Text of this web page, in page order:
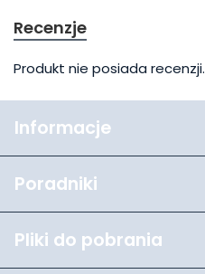
Recenzje
Produkt nie posiada recenzji.
Informacje
Poradniki
Pliki do pobrania